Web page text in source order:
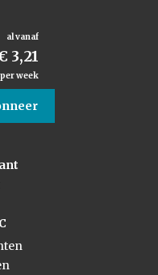
al vanaf
3,21
per week